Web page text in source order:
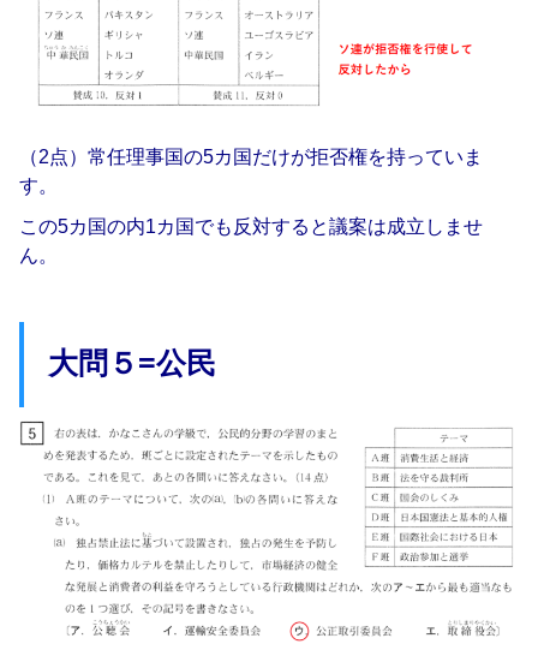
（2点）常任理事国の5カ国だけが拒否権を持っていま
す。
この5カ国の内1カ国でも反対すると議案は成立しませ
ん。
大問５=公民